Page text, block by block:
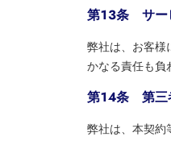
第１３条 サ
弊社は、お客様
かなる責任も負
第１４条 第
弊社は、本契約